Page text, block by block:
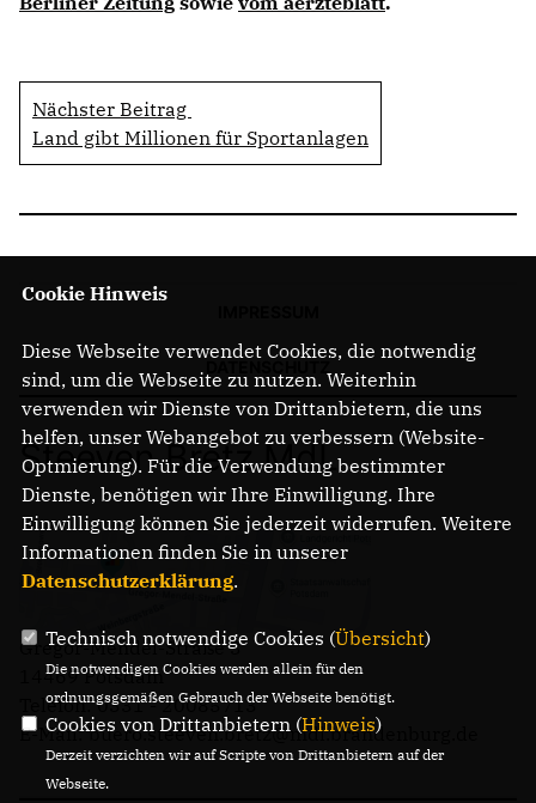
Nächster Beitrag
Land gibt Millionen für Sportanlagen
Steeven Bretz MdL
Gregor-Mendel-Straße 3
14469 Potsdam
Telefon: 0331 - 20085713
E-Mail: buero.steeven.bretz@mdl.brandenburg.de
Cookie Hinweis
Diese Webseite verwendet Cookies, die notwendig
sind, um die Webseite zu nutzen. Weiterhin
verwenden wir Dienste von Drittanbietern, die uns
helfen, unser Webangebot zu verbessern (Website-
Optmierung). Für die Verwendung bestimmter
Dienste, benötigen wir Ihre Einwilligung. Ihre
Einwilligung können Sie jederzeit widerrufen. Weitere
Informationen finden Sie in unserer
Datenschutzerklärung.
Technisch notwendige Cookies (Übersicht)
Die notwendigen Cookies werden allein für den
ordnungsgemäßen Gebrauch der Webseite benötigt.
Cookies von Drittanbietern (Hinweis)
Derzeit verzichten wir auf Scripte von Drittanbietern auf der
Webseite.